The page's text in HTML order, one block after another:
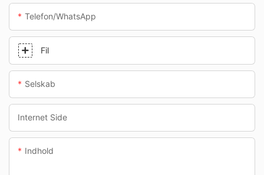
Telefon/whatsApp
Fil
Selskab
Internet Side
Indhold